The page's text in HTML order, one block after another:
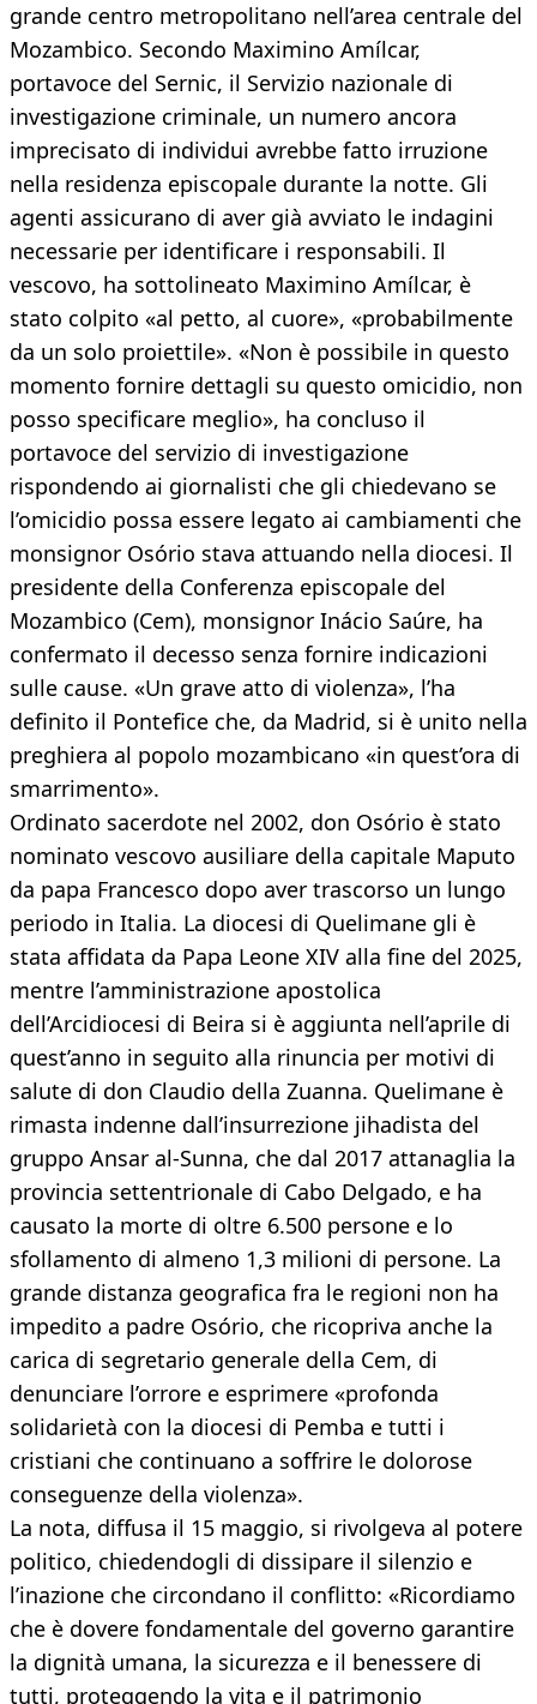
grande centro metropolitano nell’area centrale del
Mozambico. Secondo Maximino Amílcar,
portavoce del Sernic, il Servizio nazionale di
investigazione criminale, un numero ancora
imprecisato di individui avrebbe fatto irruzione
nella residenza episcopale durante la notte. Gli
agenti assicurano di aver già avviato le indagini
necessarie per identificare i responsabili. Il
vescovo, ha sottolineato Maximino Amílcar, è
stato colpito «al petto, al cuore», «probabilmente
da un solo proiettile». «Non è possibile in questo
momento fornire dettagli su questo omicidio, non
posso specificare meglio», ha concluso il
portavoce del servizio di investigazione
rispondendo ai giornalisti che gli chiedevano se
l’omicidio possa essere legato ai cambiamenti che
monsignor Osório stava attuando nella diocesi. Il
presidente della Conferenza episcopale del
Mozambico (Cem), monsignor Inácio Saúre, ha
confermato il decesso senza fornire indicazioni
sulle cause. «Un grave atto di violenza», l’ha
definito il Pontefice che, da Madrid, si è unito nella
preghiera al popolo mozambicano «in quest’ora di
smarrimento».
Ordinato sacerdote nel 2002, don Osório è stato
nominato vescovo ausiliare della capitale Maputo
da papa Francesco dopo aver trascorso un lungo
periodo in Italia. La diocesi di Quelimane gli è
stata affidata da Papa Leone XIV alla fine del 2025,
mentre l’amministrazione apostolica
dell’Arcidiocesi di Beira si è aggiunta nell’aprile di
quest’anno in seguito alla rinuncia per motivi di
salute di don Claudio della Zuanna. Quelimane è
rimasta indenne dall’insurrezione jihadista del
gruppo Ansar al-Sunna, che dal 2017 attanaglia la
provincia settentrionale di Cabo Delgado, e ha
causato la morte di oltre 6.500 persone e lo
sfollamento di almeno 1,3 milioni di persone. La
grande distanza geografica fra le regioni non ha
impedito a padre Osório, che ricopriva anche la
carica di segretario generale della Cem, di
denunciare l’orrore e esprimere «profonda
solidarietà con la diocesi di Pemba e tutti i
cristiani che continuano a soffrire le dolorose
conseguenze della violenza».
La nota, diffusa il 15 maggio, si rivolgeva al potere
politico, chiedendogli di dissipare il silenzio e
l’inazione che circondano il conflitto: «Ricordiamo
che è dovere fondamentale del governo garantire
la dignità umana, la sicurezza e il benessere di
tutti, proteggendo la vita e il patrimonio